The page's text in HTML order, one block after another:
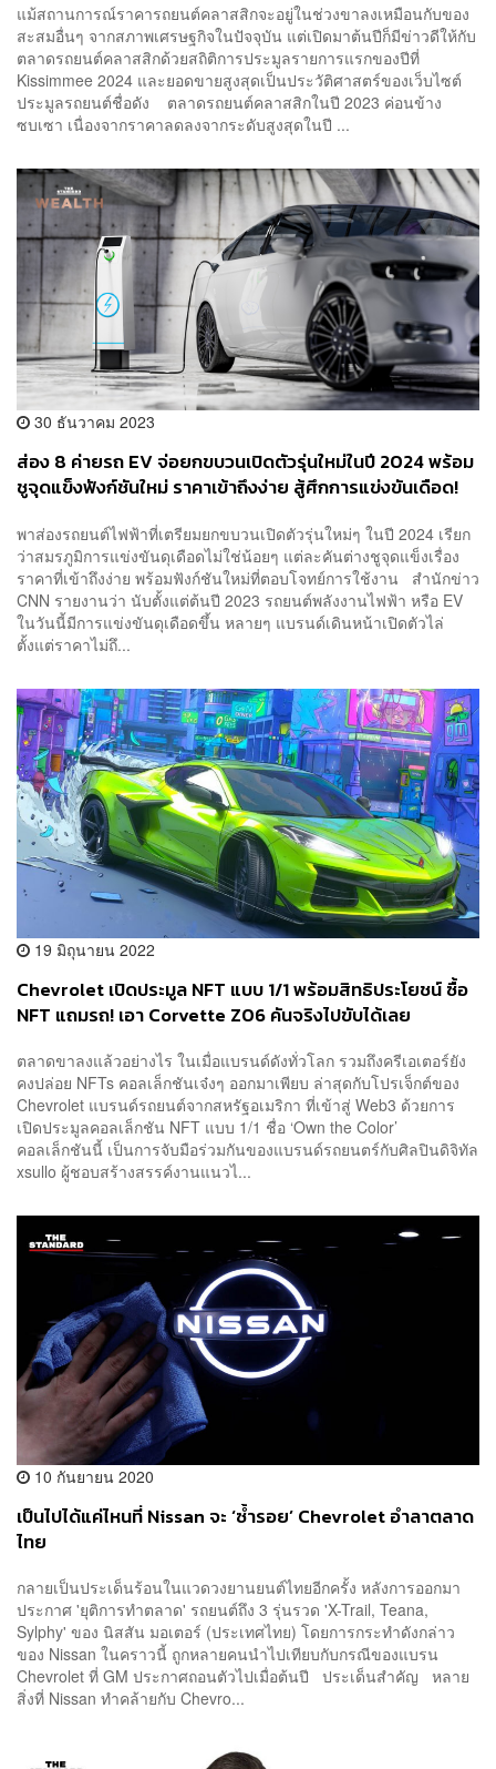
แม้สถานการณ์ราคารถยนต์คลาสสิกจะอยู่ในช่วงขาลงเหมือนกับของ
สะสมอื่นๆ จากสภาพเศรษฐกิจในปัจจุบัน แต่เปิดมาต้นปีก็มีข่าวดีให้กับ
ตลาดรถยนต์คลาสสิกด้วยสถิติการประมูลรายการแรกของปีที่
Kissimmee 2024 และยอดขายสูงสุดเป็นประวัติศาสตร์ของเว็บไซต์
ประมูลรถยนต์ชื่อดัง ตลาดรถยนต์คลาสสิกในปี 2023 ค่อนข้าง
ซบเซา เนื่องจากราคาลดลงจากระดับสูงสุดในปี ...
30 ธันวาคม 2023
ส่อง 8 ค่ายรถ EV จ่อยกขบวนเปิดตัวรุ่นใหม่ในปี 2024 พร้อม
ชูจุดแข็งฟังก์ชันใหม่ ราคาเข้าถึงง่าย สู้ศึกการแข่งขันเดือด!
พาส่องรถยนต์ไฟฟ้าที่เตรียมยกขบวนเปิดตัวรุ่นใหม่ๆ ในปี 2024 เรียก
ว่าสมรภูมิการแข่งขันดุเดือดไม่ใช่น้อยๆ แต่ละคันต่างชูจุดแข็งเรื่อง
ราคาที่เข้าถึงง่าย พร้อมฟังก์ชันใหม่ที่ตอบโจทย์การใช้งาน สำนักข่าว
CNN รายงานว่า นับตั้งแต่ต้นปี 2023 รถยนต์พลังงานไฟฟ้า หรือ EV
ในวันนี้มีการแข่งขันดุเดือดขึ้น หลายๆ แบรนด์เดินหน้าเปิดตัวไล่
ตั้งแต่ราคาไม่ถึ...
19 มิถุนายน 2022
Chevrolet เปิดประมูล NFT แบบ 1/1 พร้อมสิทธิประโยชน์ ซื้อ
NFT แถมรถ! เอา Corvette Z06 คันจริงไปขับได้เลย
ตลาดขาลงแล้วอย่างไร ในเมื่อแบรนด์ดังทั่วโลก รวมถึงครีเอเตอร์ยัง
คงปล่อย NFTs คอลเล็กชันเจ๋งๆ ออกมาเพียบ ล่าสุดกับโปรเจ็กต์ของ
Chevrolet แบรนด์รถยนต์จากสหรัฐอเมริกา ที่เข้าสู่ Web3 ด้วยการ
เปิดประมูลคอลเล็กชัน NFT แบบ 1/1 ชื่อ ‘Own the Color’
คอลเล็กชันนี้ เป็นการจับมือร่วมกันของแบรนด์รถยนตร์กับศิลปินดิจิทัล
xsullo ผู้ชอบสร้างสรรค์งานแนวไ...
10 กันยายน 2020
เป็นไปได้แค่ไหนที่ Nissan จะ ‘ซ้ำรอย’ Chevrolet อำลาตลาด
ไทย
กลายเป็นประเด็นร้อนในแวดวงยานยนต์ไทยอีกครั้ง หลังการออกมา
ประกาศ 'ยุติการทำตลาด' รถยนต์ถึง 3 รุ่นรวด 'X-Trail, Teana,
Sylphy' ของ นิสสัน มอเตอร์ (ประเทศไทย) โดยการกระทำดังกล่าว
ของ Nissan ในคราวนี้ ถูกหลายคนนำไปเทียบกับกรณีของแบรน
Chevrolet ที่ GM ประกาศถอนตัวไปเมื่อต้นปี ประเด็นสำคัญ หลาย
สิ่งที่ Nissan ทำคล้ายกับ Chevro...